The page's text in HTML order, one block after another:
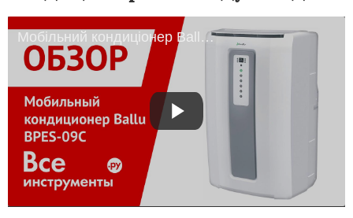
Мобільний кондиціонер Ballu BPES-09C